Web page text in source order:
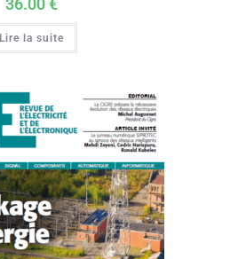
36.00€
Lire la suite